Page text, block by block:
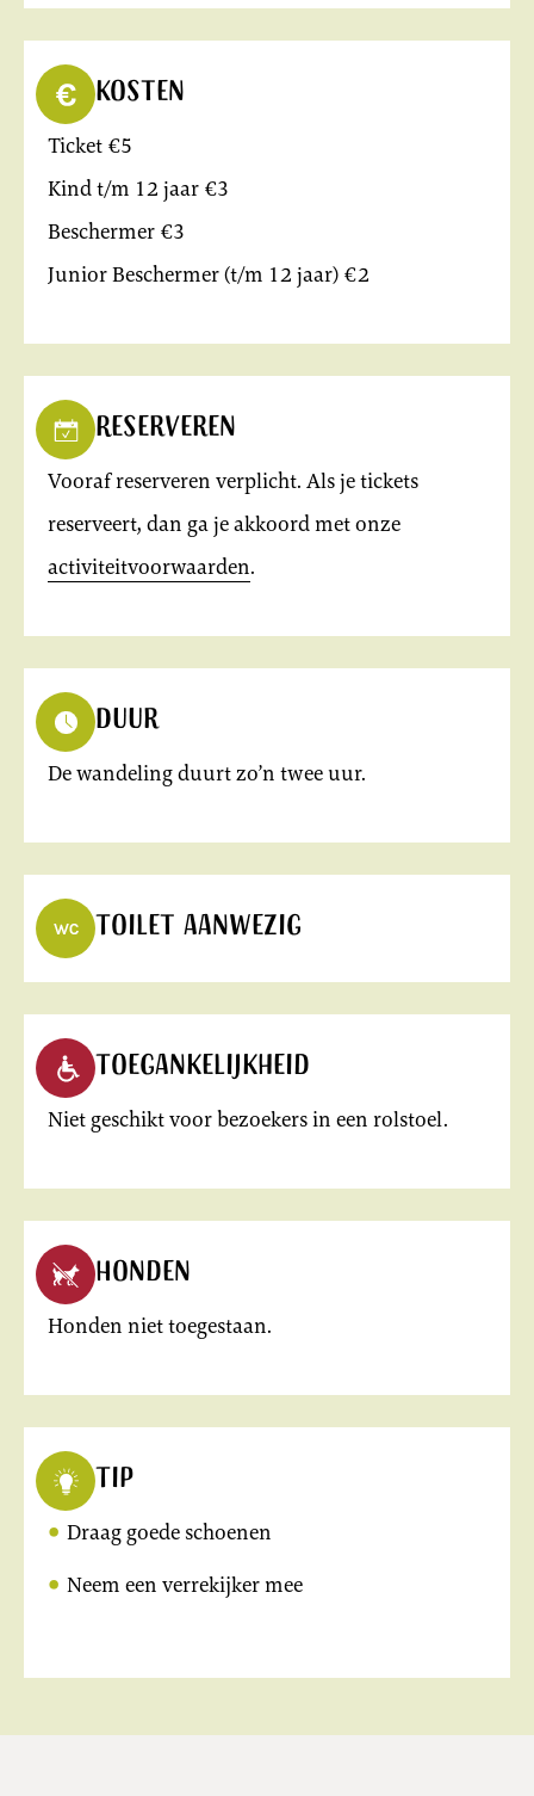
Kosten
Ticket €5
Kind t/m 12 jaar €3
Beschermer €3
Junior Beschermer (t/m 12 jaar) €2
Reserveren
Vooraf reserveren verplicht. Als je tickets
reserveert, dan ga je akkoord met onze
activiteitvoorwaarden.
Duur
De wandeling duurt zo’n twee uur.
Toilet aanwezig
Toegankelijkheid
Niet geschikt voor bezoekers in een rolstoel.
Honden
Honden niet toegestaan.
Tip
Draag goede schoenen
Neem een verrekijker mee